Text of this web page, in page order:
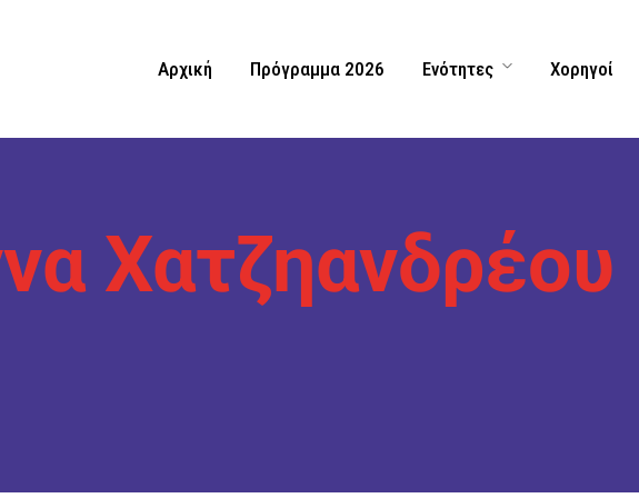
Αρχική Πρόγραμμα 2026 Ενότητες Χορηγοί
Χατζηανδρέου